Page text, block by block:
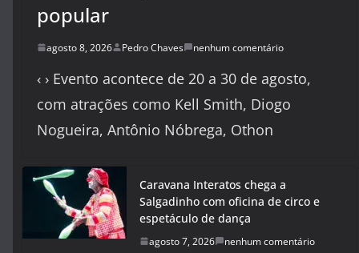
popular
agosto 8, 2026 Pedro Chaves nenhum comentário
‹ › Evento acontece de 20 a 30 de agosto,
com atrações como Kell Smith, Diogo
Nogueira, Antônio Nóbrega, Othon
Caravana Interatos chega a
Salgadinho com oficina de circo e
espetáculo de dança
agosto 7, 2026 nenhum comentário